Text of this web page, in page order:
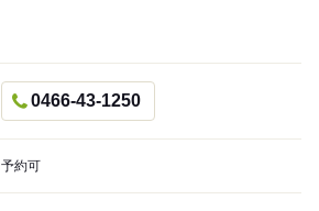
0466-43-1250
予約可